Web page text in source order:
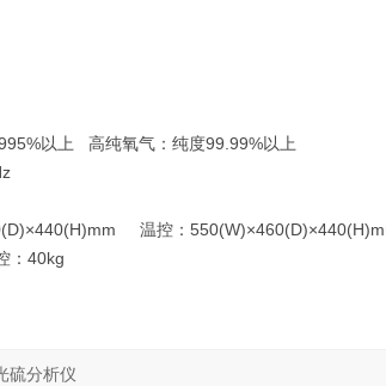
以上 高纯氧气：纯度99.99%以上
温控：
40kg